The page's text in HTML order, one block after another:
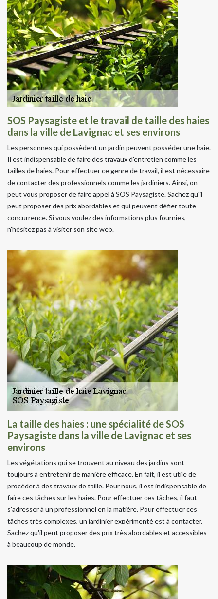
SOS Paysagiste et le travail de taille des haies
dans la ville de Lavignac et ses environs
Les personnes qui possèdent un jardin peuvent posséder une haie.
Il est indispensable de faire des travaux d'entretien comme les
tailles de haies. Pour effectuer ce genre de travail, il est nécessaire
de contacter des professionnels comme les jardiniers. Ainsi, on
peut vous proposer de faire appel à SOS Paysagiste. Sachez qu'il
peut proposer des prix abordables et qui peuvent défier toute
concurrence. Si vous voulez des informations plus fournies,
n'hésitez pas à visiter son site web.
La taille des haies : une spécialité de SOS
Paysagiste dans la ville de Lavignac et ses
environs
Les végétations qui se trouvent au niveau des jardins sont
toujours à entretenir de manière efficace. En fait, il est utile de
procéder à des travaux de taille. Pour nous, il est indispensable de
faire ces tâches sur les haies. Pour effectuer ces tâches, il faut
s'adresser à un professionnel en la matière. Pour effectuer ces
tâches très complexes, un jardinier expérimenté est à contacter.
Sachez qu'il peut proposer des prix très abordables et accessibles
à beaucoup de monde.